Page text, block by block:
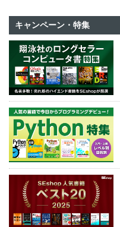
キャンペーン・特集